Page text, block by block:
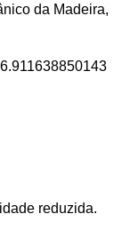
da Madeira,
reduzida.